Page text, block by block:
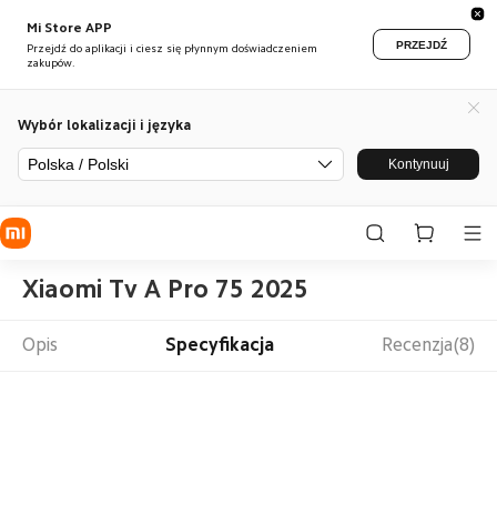
Mi Store APP
Przejdź do aplikacji i ciesz się płynnym doświadczeniem
zakupów.
PRZEJDŹ
Wybór lokalizacji i języka
Polska / Polski Kontynuuj
Xiaomi Tv A Pro 75 2025
Opis Specyfikacja Recenzja(8)